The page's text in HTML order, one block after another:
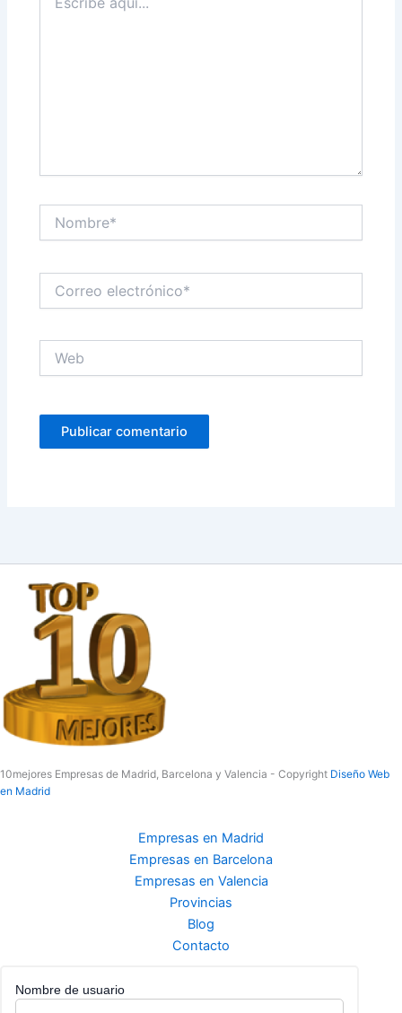
aquí...
electrónico*
10mejores Empresas de Madrid, Barcelona y Valencia - Copyright Diseño Web
en Madrid
Empresas en Madrid
Empresas en Barcelona
Empresas en Valencia
Provincias
Blog
Contacto
Nombre de usuario